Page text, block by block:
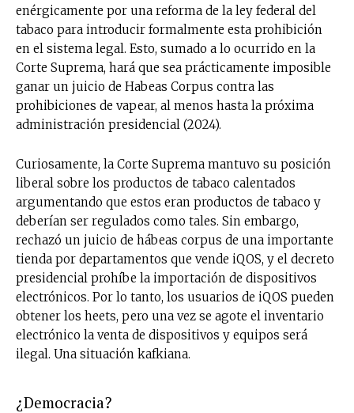
últimas noticias
Suscríbete a nuestro boletín diario y
recibe todas las noticias del vapeo y la
reducción de daños en tu correo
electrónico.
Subscribe to our daily clipping and
receive all the news of vaping and
tobacco harm reduction in your email.
enérgicamente por una reforma de la ley federal del
tabaco para introducir formalmente esta prohibición
en el sistema legal. Esto, sumado a lo ocurrido en la
Corte Suprema, hará que sea prácticamente imposible
ganar un juicio de Habeas Corpus contra las
prohibiciones de vapear, al menos hasta la próxima
administración presidencial (2024).
Curiosamente, la Corte Suprema mantuvo su posición
liberal sobre los productos de tabaco calentados
argumentando que estos eran productos de tabaco y
deberían ser regulados como tales. Sin embargo,
rechazó un juicio de hábeas corpus de una importante
tienda por departamentos que vende iQOS, y el decreto
presidencial prohíbe la importación de dispositivos
electrónicos. Por lo tanto, los usuarios de iQOS pueden
obtener los heets, pero una vez se agote el inventario
electrónico la venta de dispositivos y equipos será
ilegal. Una situación kafkiana.
¿Democracia?